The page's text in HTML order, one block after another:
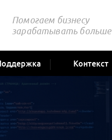
Помогаем бизнесу
зарабатывать больше
Контекст